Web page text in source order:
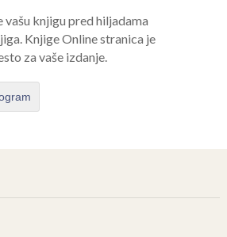
vašu knjigu pred hiljadama
Knjige Online stranica je
za vaše izdanje.